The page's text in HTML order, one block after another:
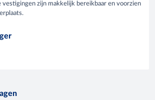
vestigingen zijn makkelijk bereikbaar en voorzien